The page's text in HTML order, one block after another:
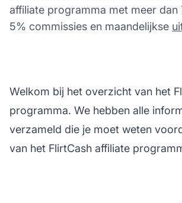
affiliate programma met meer dan
5% commissies en maandelijkse
Welkom bij het overzicht van het
programma. We hebben alle
verzameld die je moet weten
van het FlirtCash affiliate